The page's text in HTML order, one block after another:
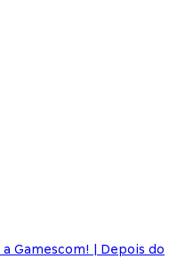
a Gamescom! | Depois do